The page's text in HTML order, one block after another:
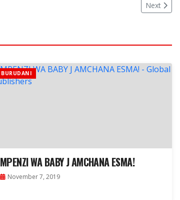
Next
BURUDANI
MPENZI WA BABY J AMCHANA ESMA!
November 7, 2019